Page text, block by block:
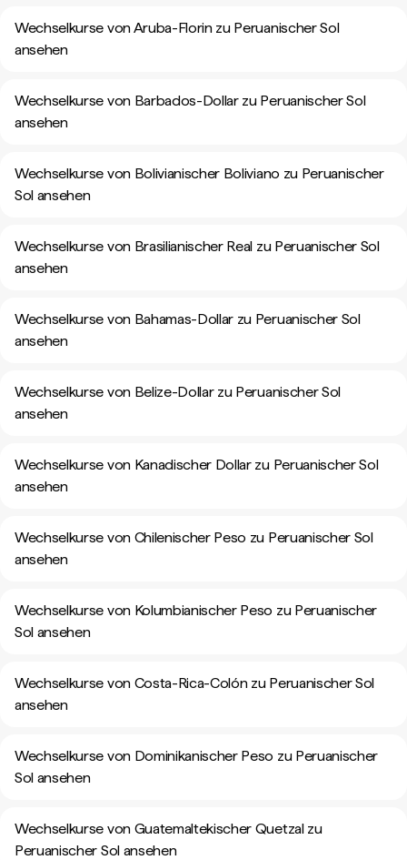
Wechselkurse von Aruba-Florin zu Peruanischer Sol
ansehen
Wechselkurse von Barbados-Dollar zu Peruanischer Sol
ansehen
Wechselkurse von Bolivianischer Boliviano zu Peruanischer
Sol ansehen
Wechselkurse von Brasilianischer Real zu Peruanischer Sol
ansehen
Wechselkurse von Bahamas-Dollar zu Peruanischer Sol
ansehen
Wechselkurse von Belize-Dollar zu Peruanischer Sol
ansehen
Wechselkurse von Kanadischer Dollar zu Peruanischer Sol
ansehen
Wechselkurse von Chilenischer Peso zu Peruanischer Sol
ansehen
Wechselkurse von Kolumbianischer Peso zu Peruanischer
Sol ansehen
Wechselkurse von Costa-Rica-Colón zu Peruanischer Sol
ansehen
Wechselkurse von Dominikanischer Peso zu Peruanischer
Sol ansehen
Wechselkurse von Guatemaltekischer Quetzal zu
Peruanischer Sol ansehen